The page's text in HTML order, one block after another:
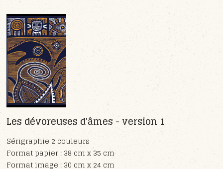
Les dévoreuses d'âmes - version 1
Sérigraphie 2 couleurs
Format papier : 38 cm x 35 cm
Format image : 30 cm x 24 cm